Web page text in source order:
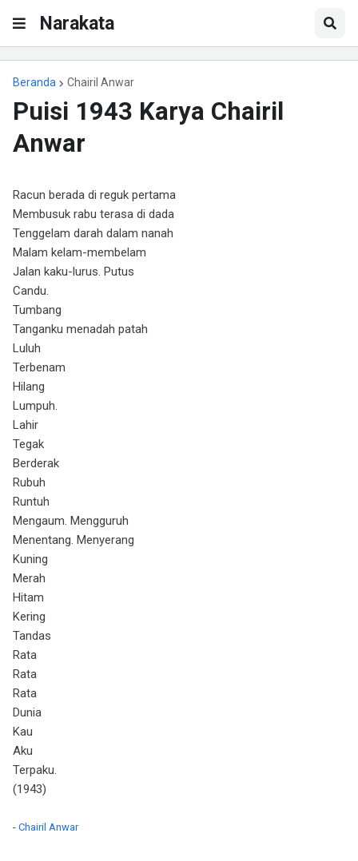
Narakata
Beranda Chairil Anwar
Puisi 1943 Karya Chairil
Anwar
Racun berada di reguk pertama
Membusuk rabu terasa di dada
Tenggelam darah dalam nanah
Malam kelam-membelam
Jalan kaku-lurus. Putus
Candu.
Tumbang
Tanganku menadah patah
Luluh
Terbenam
Hilang
Lumpuh.
Lahir
Tegak
Berderak
Rubuh
Runtuh
Mengaum. Mengguruh
Menentang. Menyerang
Kuning
Merah
Hitam
Kering
Tandas
Rata
Rata
Rata
Dunia
Kau
Aku
Terpaku.
(1943)
- Chairil Anwar